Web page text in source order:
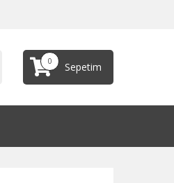
0 Sepetim